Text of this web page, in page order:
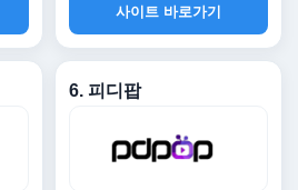
사이트 바로가기
6. 피디팝